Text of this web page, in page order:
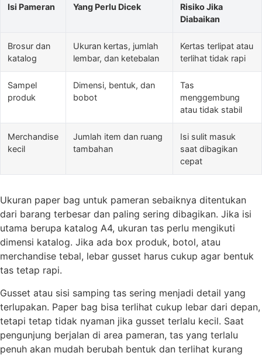
Isi Pameran Yang Perlu Dicek
Risiko Jika
Diabaikan
Brosur dan
katalog
Ukuran kertas, jumlah
lembar, dan ketebalan
Kertas terlipat atau
terlihat tidak rapi
Sampel
produk
Dimensi, bentuk, dan
bobot
Tas
menggembung
atau tidak stabil
Merchandise
kecil
Jumlah item dan ruang
tambahan
Isi sulit masuk
saat dibagikan
cepat
Ukuran paper bag untuk pameran sebaiknya ditentukan
dari barang terbesar dan paling sering dibagikan. Jika isi
utama berupa katalog A4, ukuran tas perlu mengikuti
dimensi katalog. Jika ada box produk, botol, atau
merchandise tebal, lebar gusset harus cukup agar bentuk
tas tetap rapi.
Gusset atau sisi samping tas sering menjadi detail yang
terlupakan. Paper bag bisa terlihat cukup lebar dari depan,
tetapi tetap tidak nyaman jika gusset terlalu kecil. Saat
pengunjung berjalan di area pameran, tas yang terlalu
penuh akan mudah berubah bentuk dan terlihat kurang